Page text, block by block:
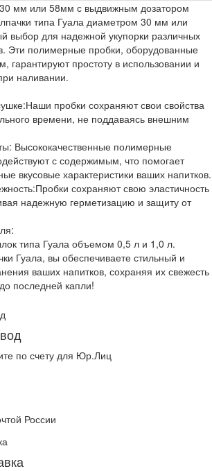
30 мм или 58мм с выдвижным дозатором
типа Гуала диаметром 30 мм или
выбор для надежной укупорки различных
Эти полимерные пробки, оборудованные
гарантируют простоту в использовании и
наливании.
пробки сохраняют свои свойства
времени, не поддаваясь внешним
Высококачественные полимерные
с содержимым, что помогает
вкусовые характеристики ваших напитков.
сохраняют свою эластичность
надежную герметизацию и защиту от
типа Гуала объемом 0,5 л и 1,0 л.
Гуала, вы обеспечиваете стильный и
ваших напитков, сохраняя их свежесть
последней капли!
по счету для Юр.Лиц
России